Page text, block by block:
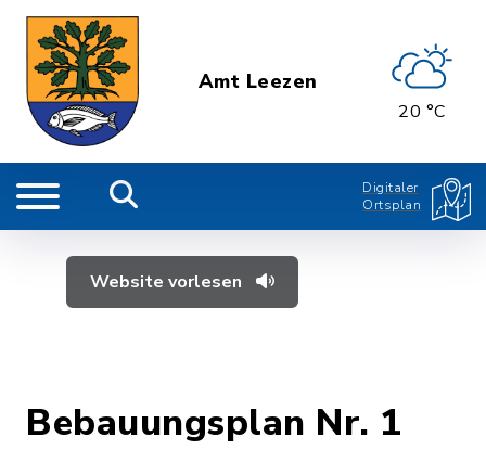
Amt Leezen
20 °C
Digitaler
Ortsplan
Website vorlesen
Bebauungsplan Nr. 1